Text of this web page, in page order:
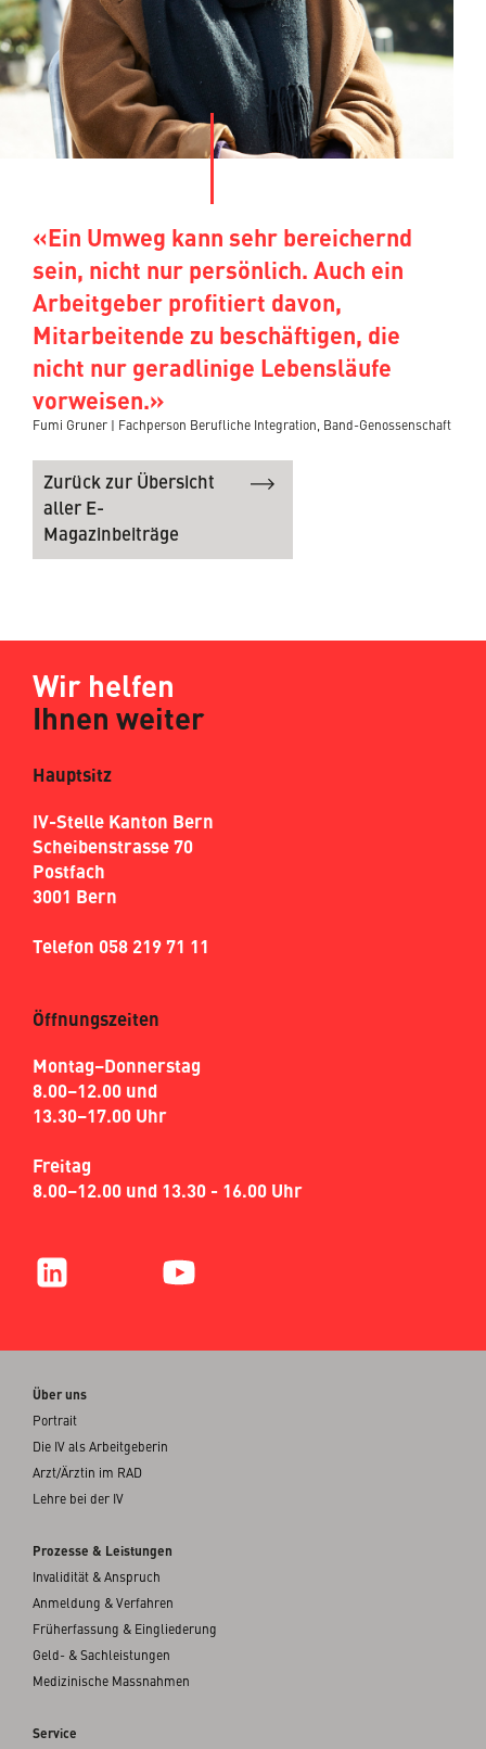
«Ein Umweg kann sehr bereichernd
sein, nicht nur persönlich. Auch ein
Arbeitgeber profitiert davon,
Mitarbeitende zu beschäftigen, die
nicht nur geradlinige Lebensläufe
vorweisen.»
Fumi Gruner | Fachperson Berufliche Integration, Band-Genossenschaft
Zurück zur Übersicht
aller E-
Magazinbeiträge
Wir helfen
Ihnen weiter
Hauptsitz
IV-Stelle Kanton Bern
Scheibenstrasse 70
Postfach
3001 Bern
Telefon 058 219 71 11
Öffnungszeiten
Montag–Donnerstag
8.00–12.00 und
13.30–17.00 Uhr
Freitag
8.00–12.00 und 13.30 - 16.00 Uhr
Über uns
Portrait
Die IV als Arbeitgeberin
Arzt/Ärztin im RAD
Lehre bei der IV
Prozesse & Leistungen
Invalidität & Anspruch
Anmeldung & Verfahren
Früherfassung & Eingliederung
Geld- & Sachleistungen
Medizinische Massnahmen
Service